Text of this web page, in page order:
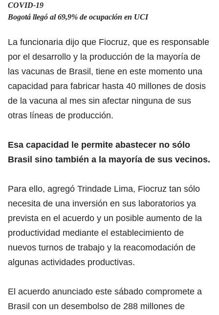
COVID-19
Bogotá llegó al 69,9% de ocupación en UCI
La funcionaria dijo que Fiocruz, que es responsable
por el desarrollo y la producción de la mayoría de
las vacunas de Brasil, tiene en este momento una
capacidad para fabricar hasta 40 millones de dosis
de la vacuna al mes sin afectar ninguna de sus
otras líneas de producción.
Esa capacidad le permite abastecer no sólo
Brasil sino también a la mayoría de sus vecinos.
Para ello, agregó Trindade Lima, Fiocruz tan sólo
necesita de una inversión en sus laboratorios ya
prevista en el acuerdo y un posible aumento de la
productividad mediante el establecimiento de
nuevos turnos de trabajo y la reacomodación de
algunas actividades productivas.
El acuerdo anunciado este sábado compromete a
Brasil con un desembolso de 288 millones de